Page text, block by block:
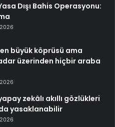
Dışı Bahis Operasyonu:
en büyük köprüsü ama
üzerinden hiçbir araba
zekâlı akıllı gözlükleri
yasaklanabilir